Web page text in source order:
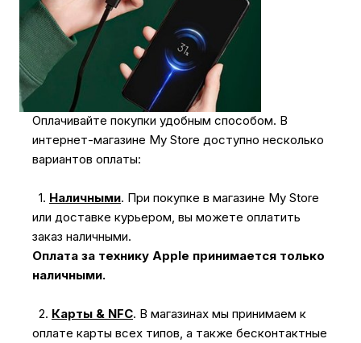
Оплачивайте покупки удобным способом. В
интернет-магазине My Store доступно несколько
вариантов оплаты:
1. Наличными. При покупке в магазине My Store
или доставке курьером, вы можете оплатить
заказ наличными.
Оплата за технику Apple принимается только
наличными.
2. Карты & NFC. В магазинах мы принимаем к
оплате карты всех типов, а также бесконтактные